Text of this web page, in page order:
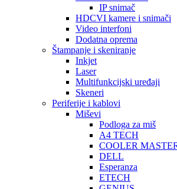
IP snimač
HDCVI kamere i snimači
Video interfoni
Dodatna oprema
Štampanje i skeniranje
Inkjet
Laser
Multifunkcijski uređaji
Skeneri
Periferije i kablovi
Miševi
Podloga za miš
A4 TECH
COOLER
DELL
Esperanza
ETECH